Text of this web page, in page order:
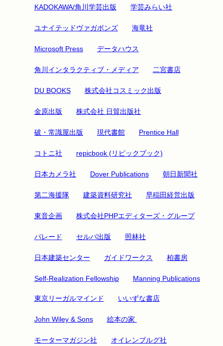
KADOKAWA/角川学芸出版 学芸みらい社
ユナイテッドヴァガボンズ 海竜社
Microsoft Press データハウス
角川インタラクティブ・メディア 二宮書店
DU BOOKS 株式会社コスミック出版
金原出版 株式会社 日貿出版社
破・常識屋出版 現代書館 Prentice Hall
コトニ社 repicbook (リピックブック)
日本カメラ社 Dover Publications 朝日新聞社
第二海援隊 建築資料研究社 早稲田経営出版
東音企画 株式会社PHPエディターズ・グループ
パレード セルバ出版 照林社
日本建築センター ガイドワークス 柏書房
Self-Realization Fellowship Manning Publications
東京リーガルマインド いいずな書店
John Wiley & Sons 絵本の家
モーターマガジン社 オイレンブルグ社